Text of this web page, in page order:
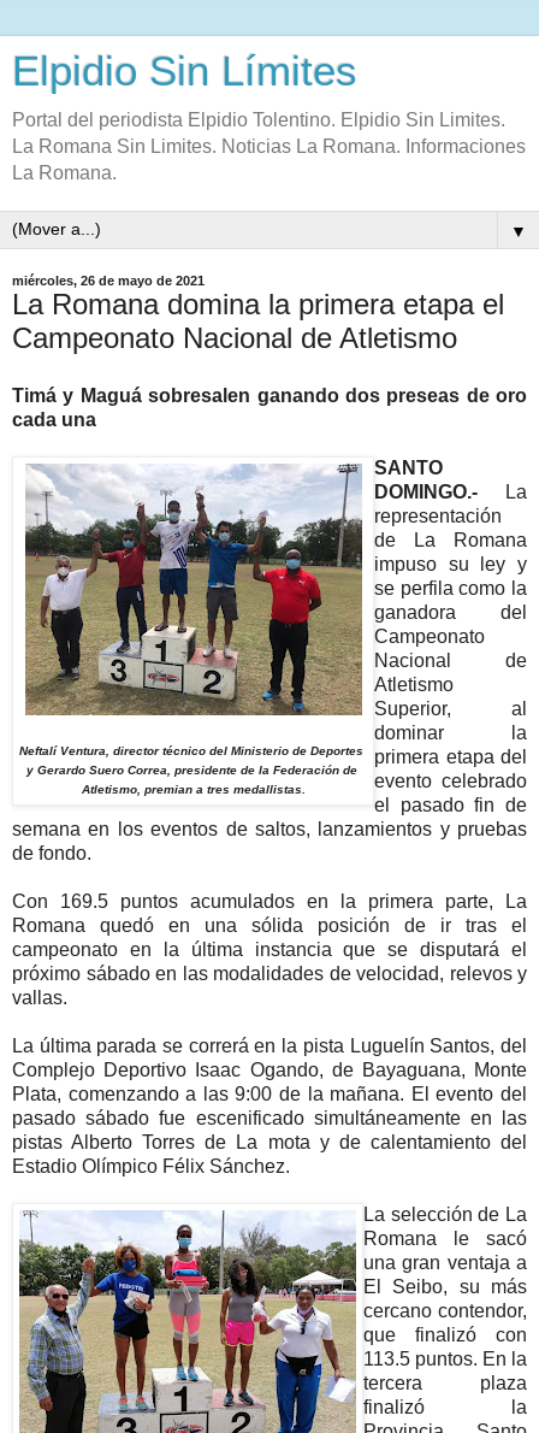
Elpidio Sin Límites
Portal del periodista Elpidio Tolentino. Elpidio Sin Limites.
La Romana Sin Limites. Noticias La Romana. Informaciones
La Romana.
▼
miércoles, 26 de mayo de 2021
La Romana domina la primera etapa el
Campeonato Nacional de Atletismo
Timá y Maguá sobresalen ganando dos preseas de oro
cada una
Neftalí Ventura, director técnico del Ministerio de Deportes
y Gerardo Suero Correa, presidente de la Federación de
Atletismo, premian a tres medallistas.
SANTO
DOMINGO.-
La
representación
de La Romana
impuso su ley y
se perfila como la
ganadora del
Campeonato
Nacional de
Atletismo
Superior, al
dominar la
primera etapa del
evento celebrado
el pasado fin de
semana en los eventos de saltos, lanzamientos y pruebas
de fondo.
Con 169.5 puntos acumulados en la primera parte, La
Romana quedó en una sólida posición de ir tras el
campeonato en la última instancia que se disputará el
próximo sábado en las modalidades de velocidad, relevos y
vallas.
La última parada se correrá en la pista Luguelín Santos, del
Complejo Deportivo Isaac Ogando, de Bayaguana, Monte
Plata, comenzando a las 9:00 de la mañana. El evento del
pasado sábado fue escenificado simultáneamente en las
pistas Alberto Torres de La mota y de calentamiento del
Estadio Olímpico Félix Sánchez.
La selección de La
Romana le sacó
una gran ventaja a
El Seibo, su más
cercano contendor,
que finalizó con
113.5 puntos. En la
tercera plaza
finalizó la